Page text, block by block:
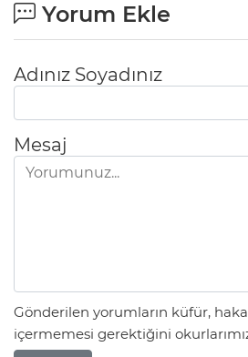
Yorum Ekle
Adınız Soyadınız
Mesaj
Gönderilen yorumların küfür,
içermemesi gerektiğini